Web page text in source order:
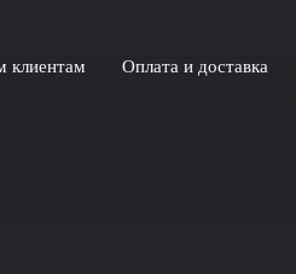
клиентам Оплата и доставка